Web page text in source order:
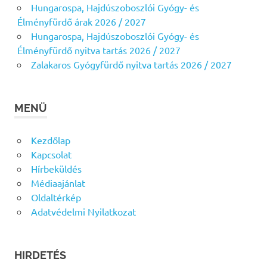
Hungarospa, Hajdúszoboszlói Gyógy- és
Élményfürdő árak 2026 / 2027
Hungarospa, Hajdúszoboszlói Gyógy- és
Élményfürdő nyitva tartás 2026 / 2027
Zalakaros Gyógyfürdő nyitva tartás 2026 / 2027
MENÜ
Kezdőlap
Kapcsolat
Hírbeküldés
Médiaajánlat
Oldaltérkép
Adatvédelmi Nyilatkozat
HIRDETÉS